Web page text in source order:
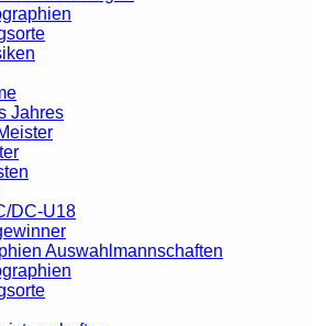
Jahres
DC-U18
Auswahlmannschaften